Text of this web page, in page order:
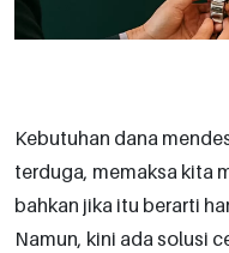
Kebutuhan dana
terduga, memaksa kita
bahkan jika itu berarti
Namun, kini ada solusi